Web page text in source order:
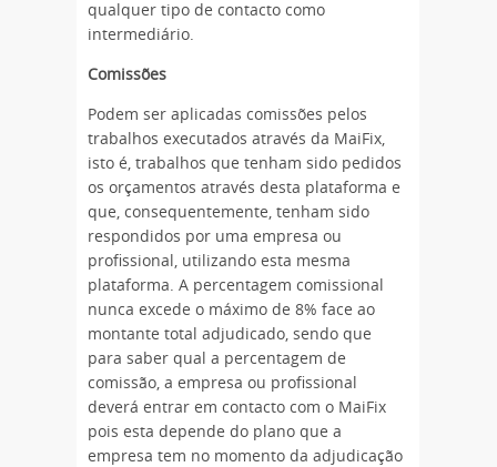
qualquer tipo de contacto como
intermediário.
Comissões
Podem ser aplicadas comissões pelos
trabalhos executados através da MaiFix,
isto é, trabalhos que tenham sido pedidos
os orçamentos através desta plataforma e
que, consequentemente, tenham sido
respondidos por uma empresa ou
profissional, utilizando esta mesma
plataforma. A percentagem comissional
nunca excede o máximo de 8% face ao
montante total adjudicado, sendo que
para saber qual a percentagem de
comissão, a empresa ou profissional
deverá entrar em contacto com o MaiFix
pois esta depende do plano que a
empresa tem no momento da adjudicação